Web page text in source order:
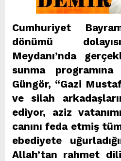
Cumhuriyet
dönümü
Meydanı’nda
sunma
Güngör, “Gazi
ve silah
ediyor, aziz
canını feda etmiş
ebediyete
Allah’tan rahmet